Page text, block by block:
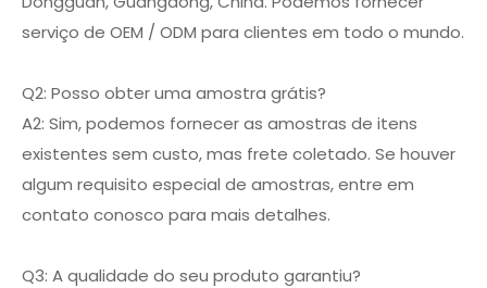
serviço de OEM / ODM para clientes em todo o mundo.
Q2: Posso obter uma amostra grátis?
A2: Sim, podemos fornecer as amostras de itens
existentes sem custo, mas frete coletado. Se houver
algum requisito especial de amostras, entre em
contato conosco para mais detalhes.
Q3: A qualidade do seu produto garantiu?